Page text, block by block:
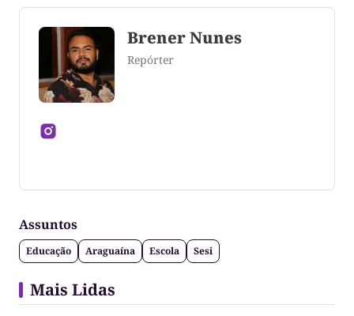
Brener Nunes
Repórter
Tocantins
Assuntos
Educação Araguaína Escola Sesi
Mais Lidas